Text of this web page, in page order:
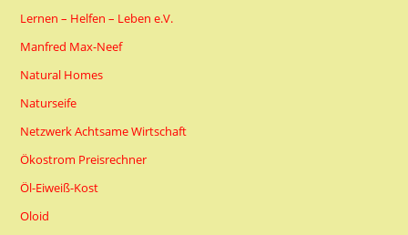
Lernen – Helfen – Leben e.V.
Manfred Max-Neef
Natural Homes
Naturseife
Netzwerk Achtsame Wirtschaft
Ökostrom Preisrechner
Öl-Eiweiß-Kost
Oloid